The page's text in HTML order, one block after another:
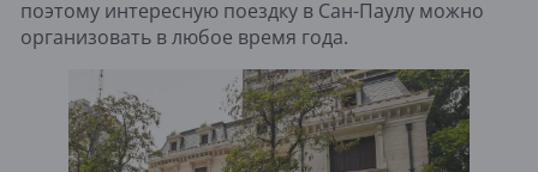
поэтому интересную поездку в Сан-Паулу можно
организовать в любое время года.